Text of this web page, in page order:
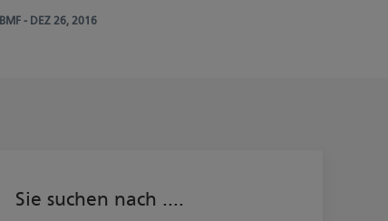
BMF - DEZ 26, 2016
Sie suchen nach ....